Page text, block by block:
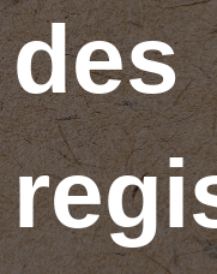
des